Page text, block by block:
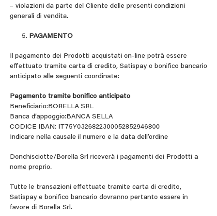
– violazioni da parte del Cliente delle presenti condizioni
generali di vendita.
PAGAMENTO
Il pagamento dei Prodotti acquistati on-line potrà essere
effettuato tramite carta di credito, Satispay o bonifico bancario
anticipato alle seguenti coordinate:
Pagamento tramite bonifico anticipato
Beneficiario:BORELLA SRL
Banca d’appoggio:BANCA SELLA
CODICE IBAN: IT75Y0326822300052852946800
Indicare nella causale il numero e la data dell’ordine
Donchisciotte/Borella Srl riceverà i pagamenti dei Prodotti a
nome proprio.
Tutte le transazioni effettuate tramite carta di credito,
Satispay e bonifico bancario dovranno pertanto essere in
favore di Borella Srl.